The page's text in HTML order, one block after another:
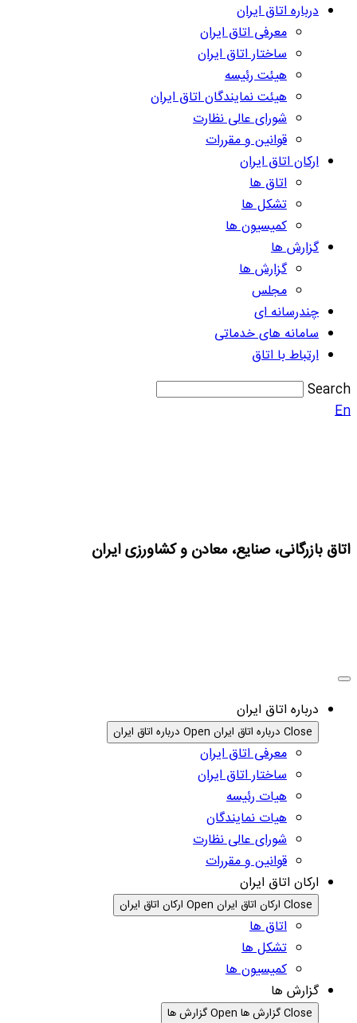
درباره اتاق ایران
معرفی اتاق ایران
ساختار اتاق ایران
هیئت رئیسه
هیئت نمایندگان اتاق ایران
شورای عالی نظارت
قوانین و مقررات
ارکان اتاق ایران
اتاق ها
تشکل ها
کمیسیون ها
گزارش ها
گزارش ها
مجلس
چندرسانه ای
سامانه های خدماتی
ارتباط با اتاق
بازرگانی، صنایع، معادن و کشاورزی ایران
درباره اتاق ایران
Close درباره اتاق ایران Open درباره اتاق ایران
معرفی اتاق ایران
ساختار اتاق ایران
هیات رئیسه
هیات نمایندگان
شورای عالی نظارت
قوانین و مقررات
ارکان اتاق ایران
Close ارکان اتاق ایران Open ارکان اتاق ایران
اتاق ها
تشکل ها
کمیسیون ها
گزارش ها
Close گزارش ها Open گزارش ها